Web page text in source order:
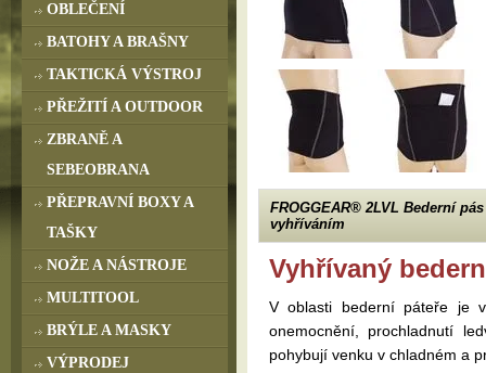
FROGGEAR® 2LVL Bederní
vyhříváním
Vyhřívaný
V oblasti bederní páteře je
onemocnění, prochladnutí
pohybují venku v chladném a
OBLEČENÍ
BATOHY A BRAŠNY
TAKTICKÁ VÝSTROJ
PŘEŽITÍ A OUTDOOR
ZBRANĚ A
SEBEOBRANA
PŘEPRAVNÍ BOXY A
TAŠKY
NOŽE A NÁSTROJE
MULTITOOL
BRÝLE A MASKY
VÝPRODEJ